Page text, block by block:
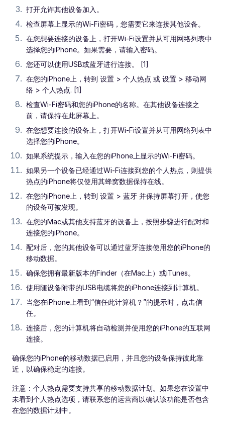
打开允许其他设备加入。
检查屏幕上显示的Wi-Fi密码，您需要它来连接其他设备。
在您想要连接的设备上，打开Wi-Fi设置并从可用网络列表中
选择您的iPhone。如果需要，请输入密码。
您还可以使用USB或蓝牙进行连接。 [1]
在您的iPhone上，转到 设置 > 个人热点 或 设置 > 移动网
络 > 个人热点. [1]
检查Wi-Fi密码和您的iPhone的名称。在其他设备连接之
前，请保持在此屏幕上。
在您想要连接的设备上，打开Wi-Fi设置并从可用网络列表中
选择您的iPhone。
如果系统提示，输入在您的iPhone上显示的Wi-Fi密码。
如果另一个设备已经通过Wi-Fi连接到您的个人热点，则提供
热点的iPhone将仅使用其蜂窝数据保持在线。
在您的iPhone上，转到 设置 > 蓝牙 并保持屏幕打开，使您
的设备可被发现。
在您的Mac或其他支持蓝牙的设备上，按照步骤进行配对和
连接您的iPhone。
配对后，您的其他设备可以通过蓝牙连接使用您的iPhone的
移动数据。
确保您拥有最新版本的Finder（在Mac上）或iTunes。
使用随设备附带的USB电缆将您的iPhone连接到计算机。
当您在iPhone上看到“信任此计算机？”的提示时，点击信
任。
连接后，您的计算机将自动检测并使用您的iPhone的互联网
连接。
确保您的iPhone的移动数据已启用，并且您的设备保持彼此靠
近，以确保稳定的连接。
注意：个人热点需要支持共享的移动数据计划。如果您在设置中
未看到个人热点选项，请联系您的运营商以确认该功能是否包含
在您的数据计划中。